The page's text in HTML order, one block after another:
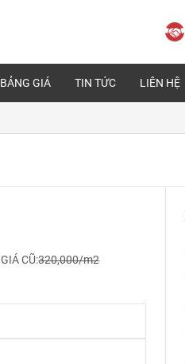
BẢNG GIÁ TIN TỨC LIÊN HỆ
GIÁ CŨ:320,000/m2